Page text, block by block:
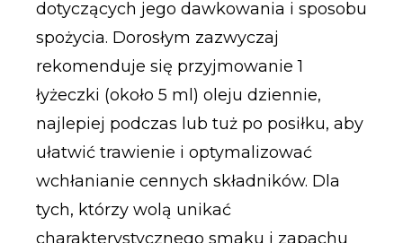
dotyczących jego dawkowania i sposobu
spożycia. Dorosłym zazwyczaj
rekomenduje się przyjmowanie 1
łyżeczki (około 5 ml) oleju dziennie,
najlepiej podczas lub tuż po posiłku, aby
ułatwić trawienie i optymalizować
wchłanianie cennych składników. Dla
tych, którzy wolą unikać
charakterystycznego smaku i zapachu